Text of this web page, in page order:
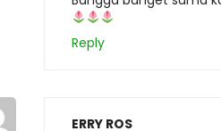
Reply
ERRY ROS